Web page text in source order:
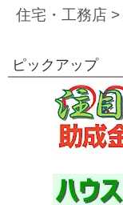
住宅・工務店 >
ピックアップ